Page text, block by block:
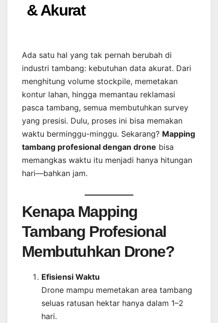
& Akurat
Ada satu hal yang tak pernah berubah di
industri tambang: kebutuhan data akurat. Dari
menghitung volume stockpile, memetakan
kontur lahan, hingga memantau reklamasi
pasca tambang, semua membutuhkan survey
yang presisi. Dulu, proses ini bisa memakan
waktu berminggu-minggu. Sekarang? Mapping
tambang profesional dengan drone bisa
memangkas waktu itu menjadi hanya hitungan
hari—bahkan jam.
Kenapa Mapping
Tambang Profesional
Membutuhkan Drone?
Efisiensi Waktu
Drone mampu memetakan area tambang
seluas ratusan hektar hanya dalam 1–2
hari.